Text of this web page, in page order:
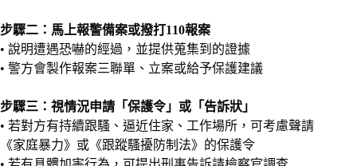
步驟二：馬上報警備案或撥打110報案
• 說明遭遇恐嚇的經過，並提供蒐集到的證據
• 警方會製作報案三聯單、立案或給予保護建議
步驟三：視情況申請「保護令」或「告訴狀」
• 若對方有持續跟騷、逼近住家、工作場所，可考慮聲請
《家庭暴力》或《跟蹤騷擾防制法》的保護令